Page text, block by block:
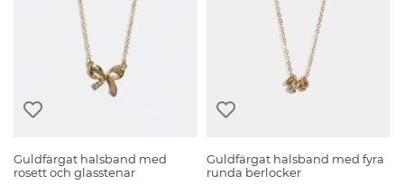
Guldfärgat halsband med
rosett och glasstenar
Guldfärgat halsband med fyra
runda berlocker